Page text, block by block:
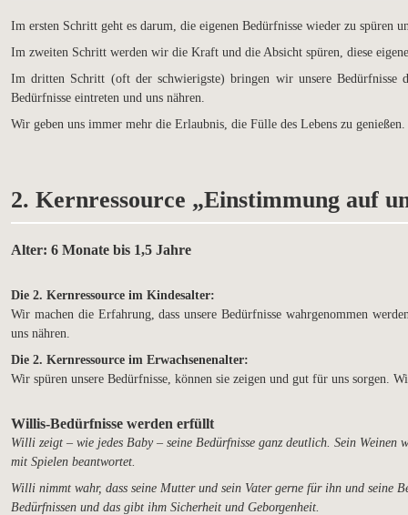
Im ersten Schritt geht es darum, die eigenen Bedürfnisse wieder zu spüren
Im zweiten Schritt werden wir die Kraft und die Absicht spüren, diese
Im dritten Schritt (oft der schwierigste) bringen wir unsere
Bedürfnisse eintreten und uns nähren.
Wir geben uns immer mehr die Erlaubnis, die Fülle des Lebens zu genießen.
2. Kernressource „Einstimmung auf
Alter: 6 Monate bis 1,5 Jahre
Die 2. Kernressource im Kindesalter:
Wir machen die Erfahrung, dass unsere Bedürfnisse wahrgenommen
uns nähren.
Die 2. Kernressource im Erwachsenenalter:
Wir spüren unsere Bedürfnisse, können sie zeigen und gut für uns sorgen.
Willis-Bedürfnisse werden erfüllt
Willi zeigt – wie jedes Baby – seine Bedürfnisse ganz deutlich. Sein
mit Spielen beantwortet.
Willi nimmt wahr, dass seine Mutter und sein Vater gerne für ihn und seine
Bedürfnissen und das gibt ihm Sicherheit und Geborgenheit.